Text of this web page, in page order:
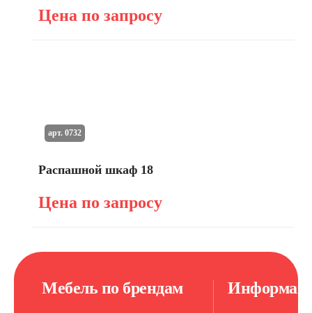
Цена по запросу
Распашной шкаф 18
Цена по запросу
арт. 0732
Мебель по брендам